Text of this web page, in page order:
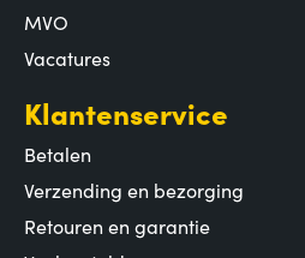
MVO
Vacatures
Klantenservice
Betalen
Verzending en bezorging
Retouren en garantie